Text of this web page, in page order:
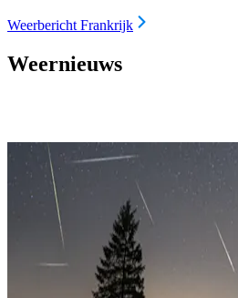
Weerbericht Frankrijk
Weernieuws